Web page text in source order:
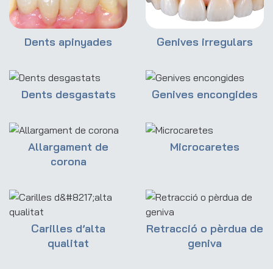
Dents apinyades Genives irregulars
Dents desgastats Genives encongides
Allargament de
corona
Microcaretes
Carilles d’alta
qualitat
Retracció o pèrdua de
geniva